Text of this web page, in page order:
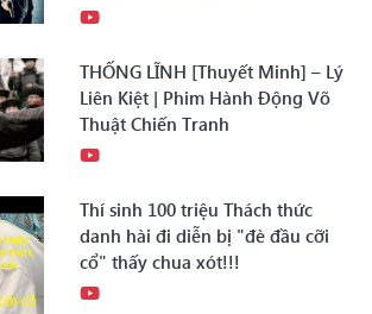
THỐNG LĨNH [Thuyết Minh] – Lý
Liên Kiệt | Phim Hành Động Võ
Thuật Chiến Tranh
Thí sinh 100 triệu Thách thức
danh hài đi diễn bị "đè đầu cỡi
cổ" thấy chua xót!!!